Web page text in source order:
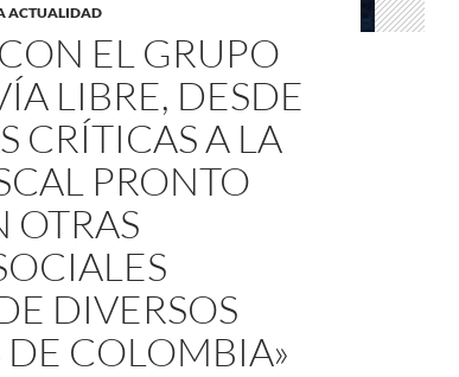
ACTUALIDAD
EL GRUPO
LIBRE, DESDE
CRÍTICAS A LA
PRONTO
OTRAS
DIVERSOS
COLOMBIA»